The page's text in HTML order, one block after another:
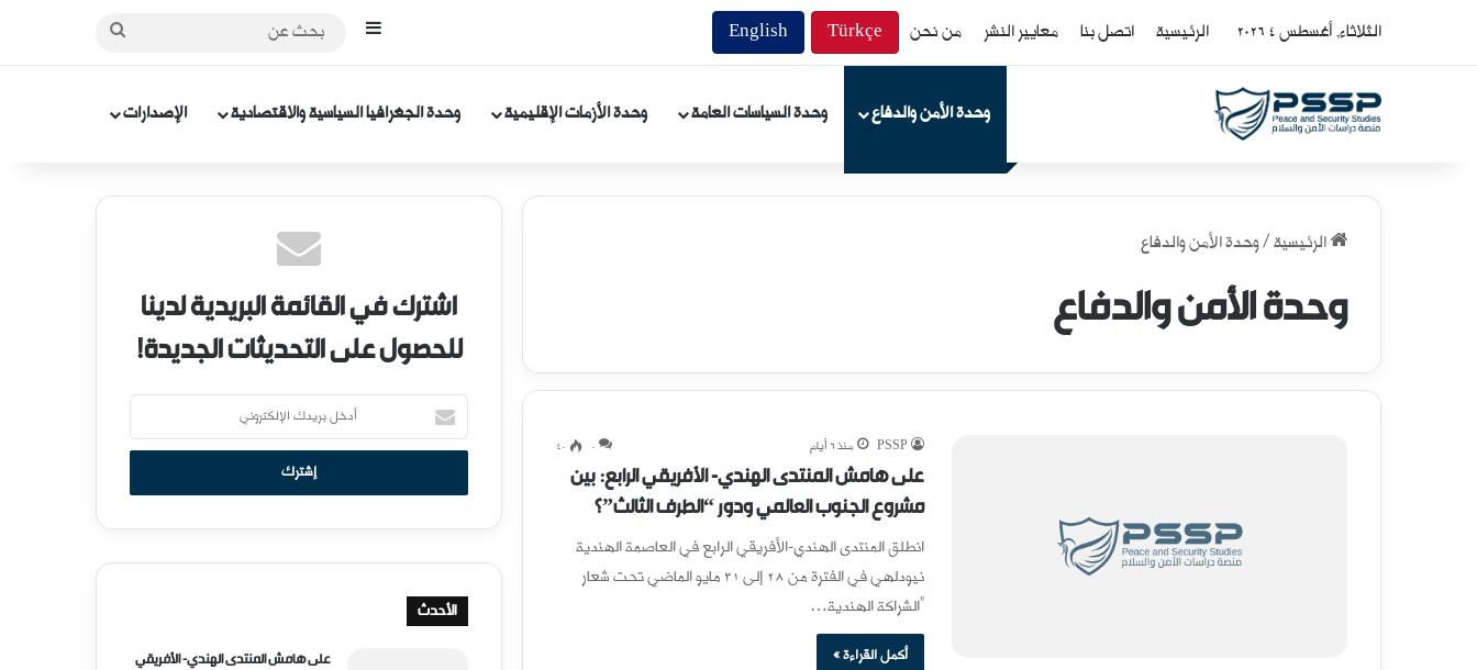
الثلاثاء, أغسطس 4 2026 الرئيسية اتصل بنا معايير النشر من نحن Türkçe
English إضافة عمود جانبي
عن
وحدة الأمن والدفاع وحدة السياسات العامة وحدة الأزمات الإقليمية وحدة الجغرافيا السياسية والاقتصادية الإصدارات
الرئيسية/وحدة الأمن والدفاع
وحدة الأمن والدفاع
PSSP منذ 6 أيام 0
40
على هامش المنتدى الهندي- الأفريقي الرابع: بين
مشروع الجنوب العالمي ودور “الطرف الثالث”؟
انطلق المنتدى الهندي-الأفريقي الرابع في العاصمة الهندية
نيودلهي في الفترة من 28 إلى 31 مايو الماضي تحت شعار
“الشراكة الهندية…
أكمل القراءة »
اشترك في القائمة البريدية لدينا
للحصول على التحديثات الجديدة!
أ
د
خ
ب
ر
د
ك
ل
الأحدث
على هامش المنتدى الهندي- الأفريقي